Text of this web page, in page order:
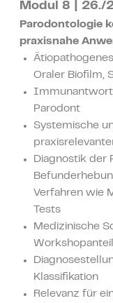
Modul 8 | 26./
Parodontologie
praxisnahe
Oraler Biofilm,
Immunantwort
Parodont
Systemische
Diagnostik der
Verfahren wie
Tests
Medizinische
Klassifikation
Relevanz für